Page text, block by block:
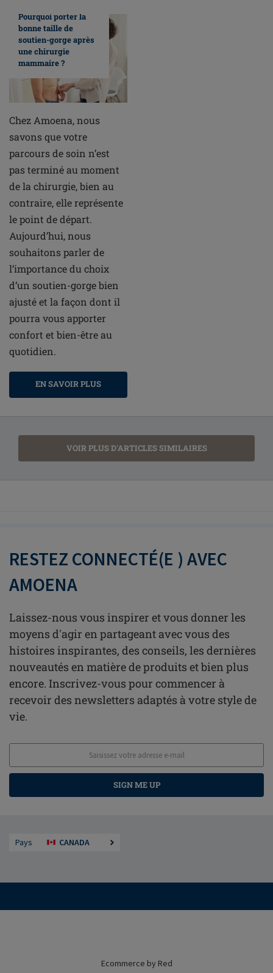
Pourquoi porter la
bonne taille de
soutien-gorge après
une chirurgie
mammaire ?
Chez Amoena, nous
savons que votre
parcours de soin n’est
pas terminé au moment
de la chirurgie, bien au
contraire, elle représente
le point de départ.
Aujourd’hui, nous
souhaitons parler de
l’importance du choix
d’un soutien-gorge bien
ajusté et la façon dont il
pourra vous apporter
confort et bien-être au
quotidien.
EN SAVOIR PLUS
VOIR PLUS D'ARTICLES SIMILAIRES
RESTEZ CONNECTÉ(E ) AVEC
AMOENA
Laissez-nous vous inspirer et vous donner les
moyens d'agir en partageant avec vous des
histoires inspirantes, des conseils, les dernières
nouveautés en matière de produits et bien plus
encore. Inscrivez-vous pour commencer à
recevoir des newsletters adaptés à votre style de
vie.
SIGN ME UP
Pays CANADA
Ecommerce by Red